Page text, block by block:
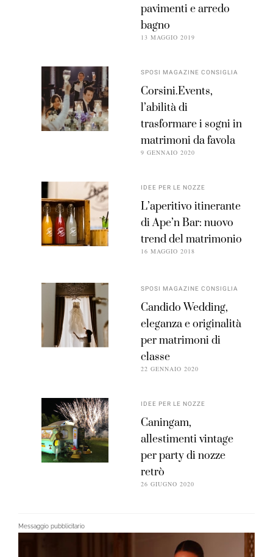
pavimenti e arredo
bagno
13 MAGGIO 2019
SPOSI MAGAZINE CONSIGLIA
Corsini.Events,
l’abilità di
trasformare i sogni in
matrimoni da favola
9 GENNAIO 2020
IDEE PER LE NOZZE
L’aperitivo itinerante
di Ape’n Bar: nuovo
trend del matrimonio
16 MAGGIO 2018
SPOSI MAGAZINE CONSIGLIA
Candido Wedding,
eleganza e originalità
per matrimoni di
classe
22 GENNAIO 2020
IDEE PER LE NOZZE
Caningam,
allestimenti vintage
per party di nozze
retrò
26 GIUGNO 2020
Messaggio pubblicitario